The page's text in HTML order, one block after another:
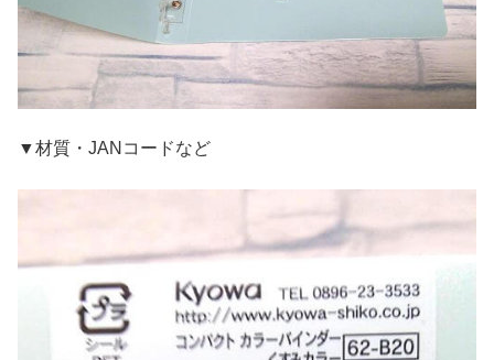
▼材質・JANコードなど